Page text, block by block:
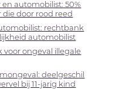
automobilist: 50%
door rood reed
rechtbank
automobilist
voor ongeval illegale
deelgeschil
bij 11-jarig kind